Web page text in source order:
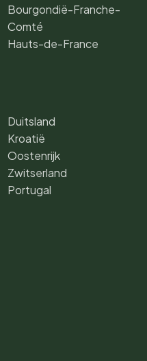
Bourgondië-Franche-
Comté
Hauts-de-France
Duitsland
Kroatië
Oostenrijk
Zwitserland
Portugal